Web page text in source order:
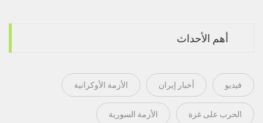
أهم الأحداث
فيديو أخبار إيران الأزمة الأوكرانية
الحرب على غزة الأزمة السورية